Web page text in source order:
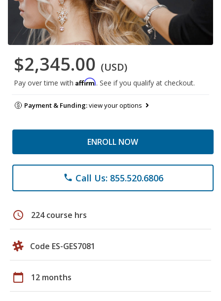
$2,345.00 (USD)
Pay over time with Affirm. See if you qualify at checkout.
Payment & Funding:view your options
ENROLL NOW
phone Call Us: 855.520.6806
schedule 224 course hrs
Code ES-GES7081
calendar_today 12 months